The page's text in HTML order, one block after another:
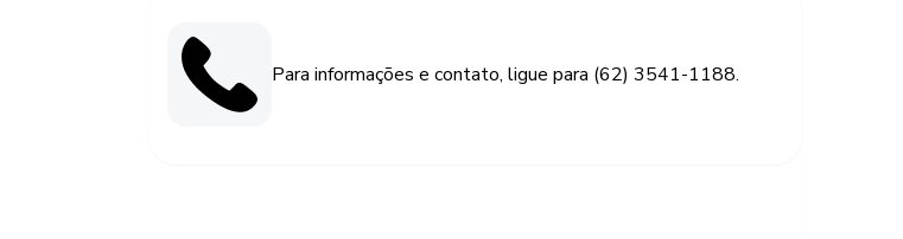
Para informações e contato, ligue para (62) 3541-1188.